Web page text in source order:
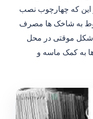
این که چهارچوب نصب
به شاخک ها مصرف
شکل موقتی در محل
به کمک ماسه و